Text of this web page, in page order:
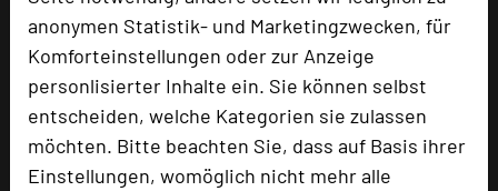
anonymen Statistik- und Marketingzwecken, für
Komforteinstellungen oder zur Anzeige
personlisierter Inhalte ein. Sie können selbst
entscheiden, welche Kategorien sie zulassen
möchten. Bitte beachten Sie, dass auf Basis ihrer
Einstellungen, womöglich nicht mehr alle
Tagungsleiter
Hotel bewerten